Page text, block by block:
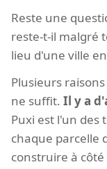
Reste une
reste-t-il malgré
lieu d'une ville
Plusieurs
ne suffit. Il y a
Puxi est l'un des
chaque parcelle
construire à